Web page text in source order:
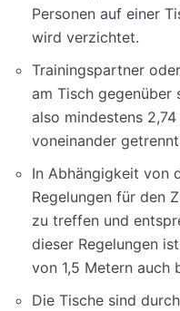
Personen auf einer
wird verzichtet.
Trainingspartner
am Tisch gegenüber
also mindestens
voneinander
In Abhängigkeit von
Regelungen für den
zu treffen und
dieser Regelungen
von 1,5 Metern auch
Die Tische sind